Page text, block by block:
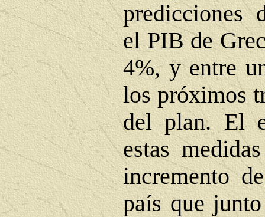
predicciones
el PIB de
4%, y entre
los próximos
del plan. El
estas
incremento
país que